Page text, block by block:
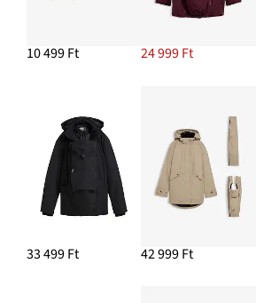
Alap kismama póló bio-pamutból (2
7299 Ft
HOZZÁADÁS A KOSÁRHOZ
10 499 Ft 24 999 Ft
33 499 Ft 42 999 Ft